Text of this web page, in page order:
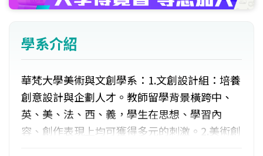
學系介紹
華梵大學美術與文創學系：1.文創設計組：培養
創意設計與企劃人才。教師留學背景橫跨中、
英、美、法、西、義，學生在思想、學習內
容、創作表現上均可獲得多元的刺激。2.美術創